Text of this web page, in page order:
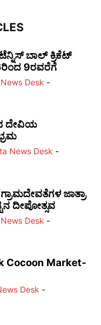
ಬಾಲ್ ಕ್ರಿಕೆಟ್
9ರವರೆಗೆ
Desk -
ದೇವಿಯ
News Desk -
ಜಾತ್ರಾ
ದೀಪೋತ್ಸವ
Desk -
Cocoon Market-
Desk -